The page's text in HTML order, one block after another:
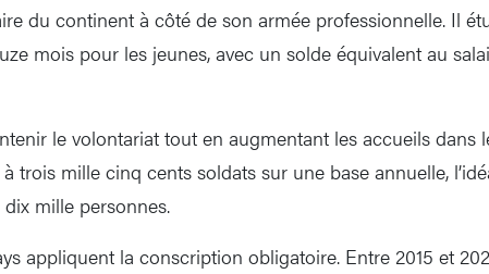
du continent à côté de son armée professionnelle. Il
mois pour les jeunes, avec un solde équivalent au
le volontariat tout en augmentant les accueils dans
trois mille cinq cents soldats sur une base annuelle,
mille personnes.
appliquent la conscription obligatoire. Entre 2015 et